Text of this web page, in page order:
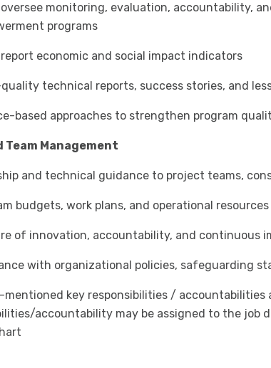
monitoring, evaluation, accountability,
programs
economic and social impact indicators
technical reports, success stories, and
based approaches to strengthen program
Team Management
and technical guidance to project teams,
budgets, work plans, and operational resources
of innovation, accountability, and continuous
with organizational policies, safeguarding
mentioned key responsibilities / accountabilities
accountability may be assigned to the job